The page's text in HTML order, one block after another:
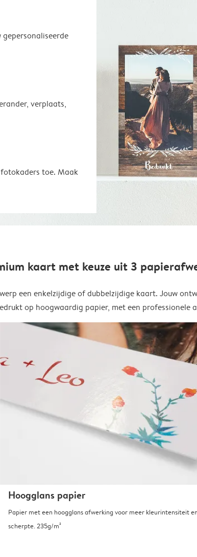
gepersonaliseerde
verplaats,
toe. Maak
kaart met keuze uit 3
een enkelzijdige of dubbelzijdige kaart. Jouw
op hoogwaardig papier, met een professionele
Hoogglans papier
Papier met een hoogglans afwerking voor meer kleurintensiteit en
scherpte. 235g/m²